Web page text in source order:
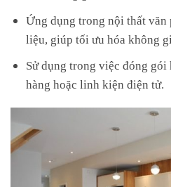
Ứng dụng trong nội thất văn
liệu, giúp tối ưu hóa không
Sử dụng trong việc đóng gói
hàng hoặc linh kiện điện tử.